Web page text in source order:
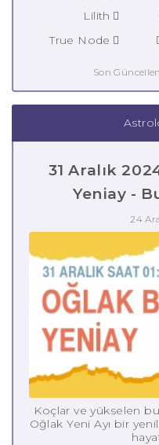
Lilith
True Node
Son
31 Aralık
Yeniay -
24
Koçlar ve yükselen
Oğlak Yeni Ayı bir